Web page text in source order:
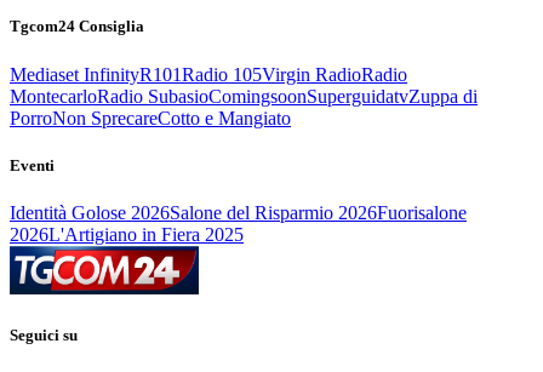
Tgcom24 Consiglia
Mediaset InfinityR101Radio 105Virgin RadioRadio
MontecarloRadio SubasioComingsoonSuperguidatvZuppa di
PorroNon SprecareCotto e Mangiato
Eventi
Identità Golose 2026Salone del Risparmio 2026Fuorisalone
2026L'Artigiano in Fiera 2025
Seguici su